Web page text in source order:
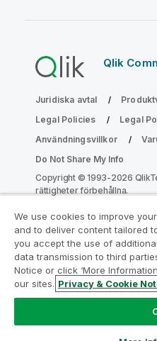
Qlik
Juridiska avtal
Legal Policies
Legal
Användningsvillkor
Do Not Share My Info
Copyright © 1993-2026
rättigheter förbehållna.
Gå med i
Modernization
Modernisera utan att
QlikView-appar med
analysmodernisering.
We use cookies to improve
and to deliver content tailored
you accept the use of
data transmission to third
Notice or click ‘More
our sites. Privacy & Cookie